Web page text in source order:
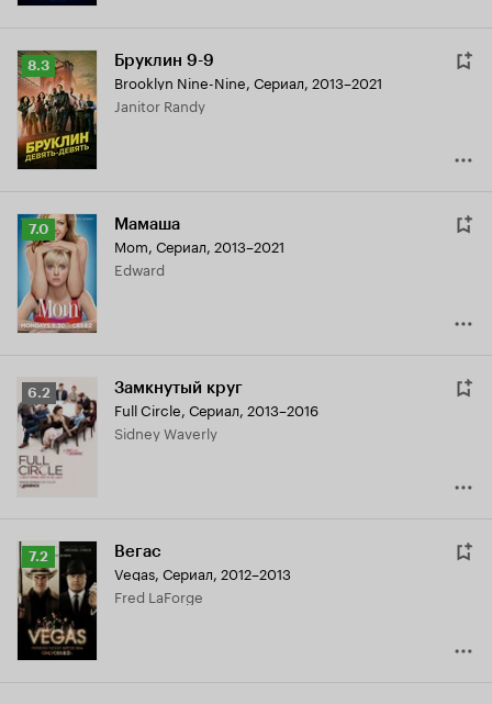
Рейтинг
Кинопоиска
8.3
8.3 Бруклин 9-9
Brooklyn Nine-Nine, Сериал, 2013–2021
Janitor Randy
Рейтинг
Кинопоиска
7.0
7.0 Мамаша
Mom, Сериал, 2013–2021
Edward
Рейтинг
Кинопоиска
6.2
6.2 Замкнутый круг
Full Circle, Сериал, 2013–2016
Sidney Waverly
Рейтинг
Кинопоиска
7.2
7.2 Вегас
Vegas, Сериал, 2012–2013
Fred LaForge